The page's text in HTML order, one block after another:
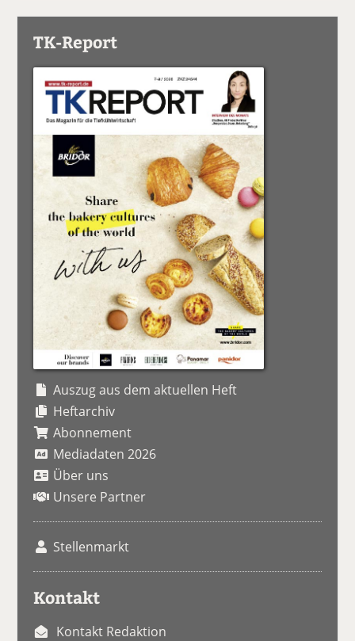
TK-Report
Auszug aus dem aktuellen Heft
Heftarchiv
Abonnement
Mediadaten 2026
Über uns
Unsere Partner
Stellenmarkt
Kontakt
Kontakt Redaktion